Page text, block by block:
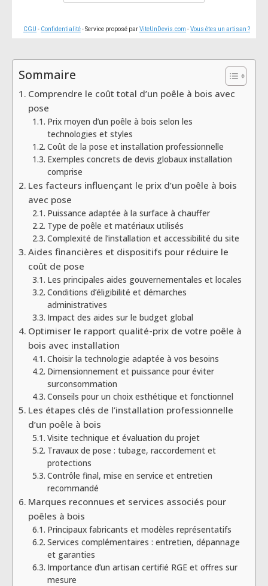
CGU - Confidentialité- Service proposé parViteUnDevis.com -Vous êtes un artisan ?
Sommaire
Comprendre le coût total d’un poêle à bois avec
pose
Prix moyen d’un poêle à bois selon les
technologies et styles
Coût de la pose et installation professionnelle
Exemples concrets de devis globaux installation
comprise
Les facteurs influençant le prix d’un poêle à bois
avec pose
Puissance adaptée à la surface à chauffer
Type de poêle et matériaux utilisés
Complexité de l’installation et accessibilité du site
Aides financières et dispositifs pour réduire le
coût de pose
Les principales aides gouvernementales et locales
Conditions d’éligibilité et démarches
administratives
Impact des aides sur le budget global
Optimiser le rapport qualité-prix de votre poêle à
bois avec installation
Choisir la technologie adaptée à vos besoins
Dimensionnement et puissance pour éviter
surconsommation
Conseils pour un choix esthétique et fonctionnel
Les étapes clés de l’installation professionnelle
d’un poêle à bois
Visite technique et évaluation du projet
Travaux de pose : tubage, raccordement et
protections
Contrôle final, mise en service et entretien
recommandé
Marques reconnues et services associés pour
poêles à bois
Principaux fabricants et modèles représentatifs
Services complémentaires : entretien, dépannage
et garanties
Importance d’un artisan certifié RGE et offres sur
mesure